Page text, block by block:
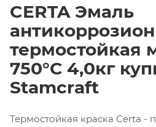
CERTA Эмаль
термостойкая
750°С 4,0кг
Stamcraft
Термостойкая краска Certa -